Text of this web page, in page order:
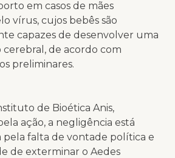
em casos de mães
vírus, cujos bebês são
capazes de desenvolver uma
de acordo com
preliminares.
de Bioética Anis,
ação, a negligência está
pela falta de vontade política e
de exterminar o Aedes